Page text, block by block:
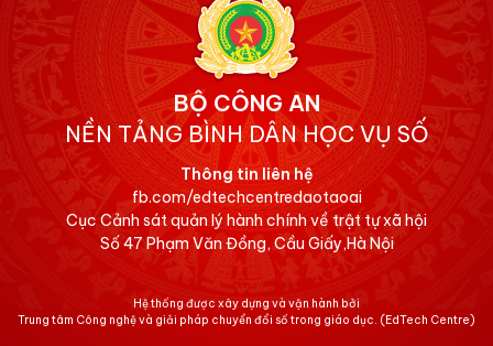
BỘ CÔNG AN
NỀN TẢNG BÌNH DÂN HỌC VỤ SỐ
Thông tin liên hệ
fb.com/edtechcentredaotaoai
Cục Cảnh sát quản lý hành chính về trật tự xã hội
Số 47 Phạm Văn Đồng, Cầu Giấy,Hà Nội
Hệ thống được xây dựng và vận hành bởi
Trung tâm Công nghệ và giải pháp chuyển đổi số trong giáo dục. (EdTech Centre)